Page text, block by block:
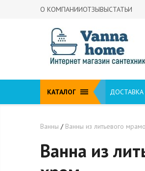
О КОМПАНИИОТЗЫВЫСТАТЬИ
КАТАЛОГ
Ванны / Ванны из литьевого
Ванна из